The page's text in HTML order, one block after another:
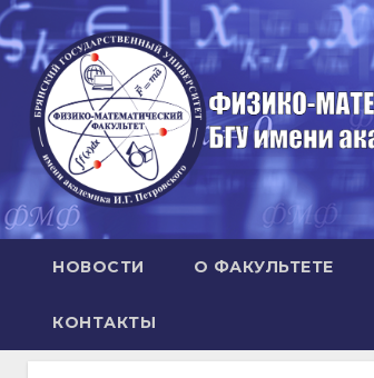
Перейти
к
содержимому
НОВОСТИ О ФАКУЛЬТЕТЕ
КОНТАКТЫ